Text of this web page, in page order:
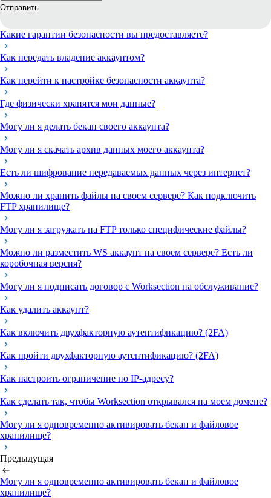
Отправить
Какие гарантии безопасности вы предоставляете?
Как передать владение аккаунтом?
Как перейти к настройке безопасности аккаунта?
Где физически хранятся мои данные?
Могу ли я делать бекап своего аккаунта?
Могу ли я скачать архив данных моего аккаунта?
Есть ли шифрование передаваемых данных через интернет?
Можно ли хранить файлы на своем сервере? Как подключить
FTP хранилище?
Могу ли я загружать на FTP только специфические файлы?
Можно ли разместить WS аккаунт на своем сервере? Есть ли
коробочная версия?
Могу ли я подписать договор с Worksection на обслуживание?
Как удалить аккаунт?
Как включить двухфакторную аутентификацию? (2FA)
Как пройти двухфакторную аутентификацию? (2FA)
Как настроить ограничение по IP-адресу?
Как сделать так, чтобы Worksection открывался на моем домене?
Могу ли я одновременно активировать бекап и файловое
хранилище?
Предыдущая
Могу ли я одновременно активировать бекап и файловое
хранилище?